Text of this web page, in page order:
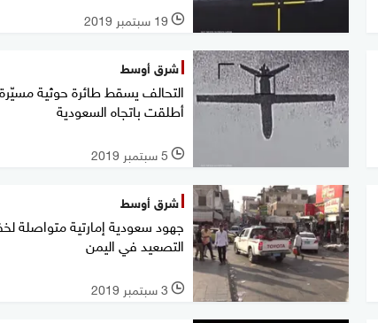
l 19 سبتمبر 2019
شرق أوسط
التحالف يسقط طائرة حوثية مسيّرة
أطلقت باتجاه السعودية
l 5 سبتمبر 2019
شرق أوسط
جهود سعودية إمارتية متواصلة
التصعيد في اليمن
l 3 سبتمبر 2019